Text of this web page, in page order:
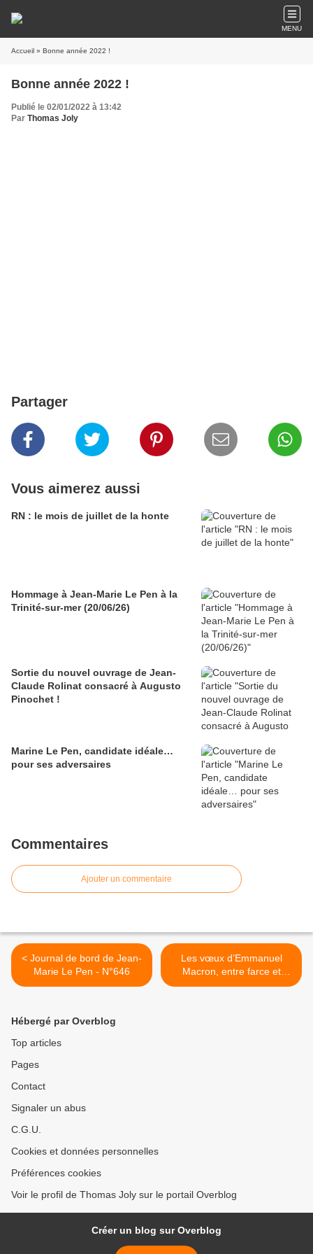
MENU
Accueil » Bonne année 2022 !
Bonne année 2022 !
Publié le 02/01/2022 à 13:42
Par Thomas Joly
Partager
Vous aimerez aussi
RN : le mois de juillet de la honte
Hommage à Jean-Marie Le Pen à la
Trinité-sur-mer (20/06/26)
Sortie du nouvel ouvrage de Jean-
Claude Rolinat consacré à Augusto
Pinochet !
Marine Le Pen, candidate idéale…
pour ses adversaires
Commentaires
Ajouter un commentaire
< Journal de bord de Jean-
Marie Le Pen - N°646
Les vœux d’Emmanuel
Macron, entre farce et
cotillons >
Hébergé par Overblog
Top articles
Pages
Contact
Signaler un abus
C.G.U.
Cookies et données personnelles
Préférences cookies
Voir le profil de Thomas Joly sur le portail Overblog
Créer un blog sur Overblog